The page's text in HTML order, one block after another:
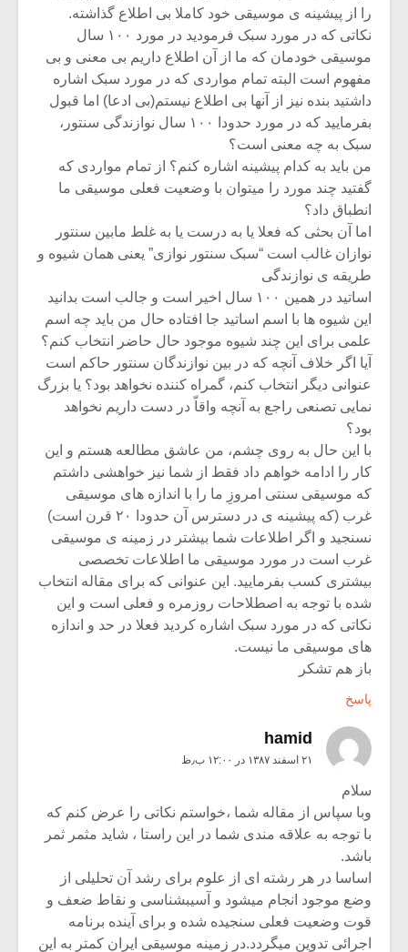
را از پیشینه ی موسیقی خود کاملا بی اطلاع گذاشته.
نکاتی که در مورد سبک فرمودید در مورد ۱۰۰ سال
موسیقی خودمان که ما از آن اطلاع داریم بی معنی و بی
مفهوم است البته تمام مواردی که در مورد سبک اشاره
داشتید بنده نیز از آنها بی اطلاع نیستم(بی ادعا) اما قبول
بفرمایید که در مورد حدودا ۱۰۰ سال نوازندگی سنتور،
سبک به چه معنی است؟
من باید به کدام پیشینه اشاره کنم؟ از تمام مواردی که
گفتید چند مورد را میتوان با وضعیت فعلی موسیقی ما
انطباق داد؟
اما آن بحثی که فعلا یا به درست یا به غلط مابین سنتور
نوازان غالب است “سبک سنتور نوازی” یعنی همان شیوه و
طریقه ی نوازندگی
اساتید در همین ۱۰۰ سال اخیر است و جالب است بدانید
این شیوه ها با اسم اساتید جا افتاده حال من باید چه اسم
علمی برای این چند شیوه موجود حال حاضر انتخاب کنم؟
آیا اگر خلاف آنچه که در بین نوازندگان سنتور حاکم است
عنوانی دیگر انتخاب کنم، گمراه کننده نخواهد بود؟ یا بزرگ
نمایی تصنعی راجع به آنچه واقاّ در دست داریم نخواهد
بود؟
با این حال به روی چشم، من عاشق مطالعه هستم و این
کار را ادامه خواهم داد فقط از شما نیز خواهشی داشتم
که موسیقی سنتی امروزِ ما را با اندازه های موسیقی
غرب (که پیشینه ی در دسترس آن حدودا ۲۰ قرن است)
نسنجید و اگر اطلاعات شما بیشتر در زمینه ی موسیقی
غرب است در مورد موسیقی ما اطلاعات تخصصی
بیشتری کسب بفرمایید. این عنوانی که برای مقاله انتخاب
شده با توجه به اصطلاحات روزمره و فعلی است و این
نکاتی که در مورد سبک اشاره کردید فعلا در حد و اندازه
های موسیقی ما نیست.
باز هم تشکر
پاسخ
hamid
۲۱ اسفند ۱۳۸۷ در ۱۲:۰۰ ب٫ظ
سلام
وبا سپاس از مقاله شما ،خواستم نکاتی را عرض کنم که
با توجه به علاقه مندی شما در این راستا ، شاید مثمر ثمر
باشد.
اساسا در هر رشته ای از علوم برای رشد آن تحلیلی از
وضع موجود انجام میشود و آسیبشناسی و نقاط ضعف و
قوت وضعیت فعلی سنجیده شده و برای آینده برنامه
اجرائی تدوین میگردد.در زمینه موسیقی ایران کمتر به این